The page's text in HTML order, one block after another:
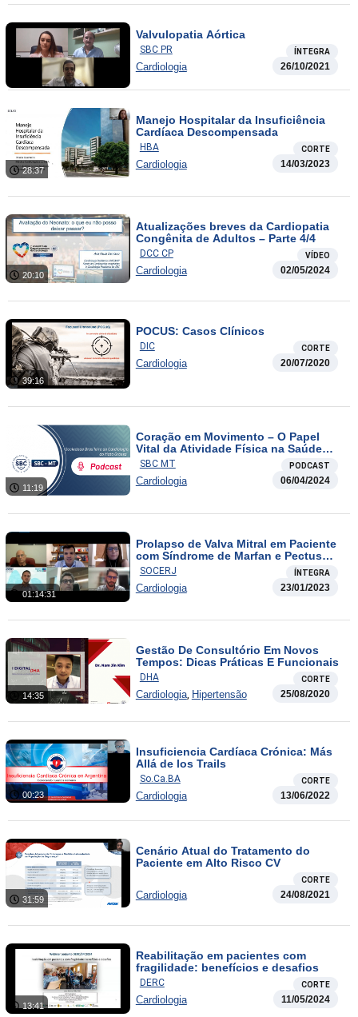
Valvulopatia Aórtica
SBC PR ÍNTEGRA
Cardiologia 26/10/2021
28:37
Manejo Hospitalar da Insuficiência
Cardíaca Descompensada
HBA CORTE
Cardiologia 14/03/2023
20:10
Atualizações breves da Cardiopatia
Congênita de Adultos – Parte 4/4
DCC CP VÍDEO
Cardiologia 02/05/2024
39:16
POCUS: Casos Clínicos
DIC CORTE
Cardiologia 20/07/2020
11:19
Coração em Movimento – O Papel
Vital da Atividade Física na Saúde
Cardiovascular
SBC MT PODCAST
Cardiologia 06/04/2024
01:14:31
Prolapso de Valva Mitral em Paciente
com Síndrome de Marfan e Pectus
Excavatum Acentuado: Abordagem
Desafiadora
SOCERJ ÍNTEGRA
Cardiologia 23/01/2023
14:35
Gestão De Consultório Em Novos
Tempos: Dicas Práticas E Funcionais
DHA CORTE
Cardiologia, Hipertensão 25/08/2020
00:23
Insuficiencia Cardíaca Crónica: Más
Allá de los Trails
So.Ca.BA CORTE
Cardiologia 13/06/2022
31:59
Cenário Atual do Tratamento do
Paciente em Alto Risco CV
CORTE
Cardiologia 24/08/2021
13:41
Reabilitação em pacientes com
fragilidade: benefícios e desafios
DERC CORTE
Cardiologia 11/05/2024